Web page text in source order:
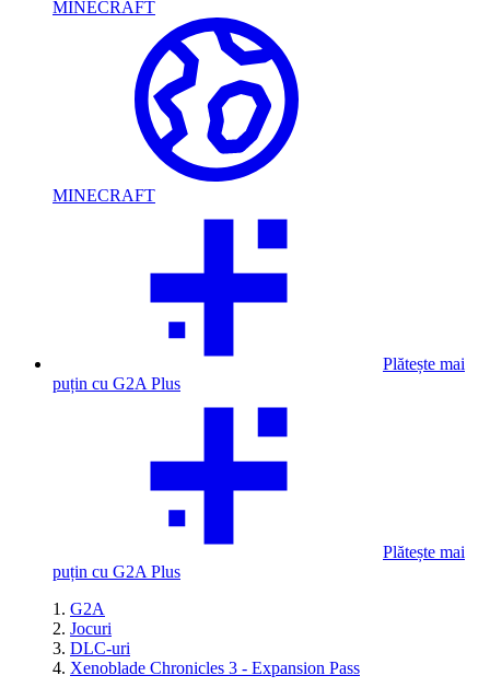
MINECRAFT
MINECRAFT
Plătește mai
puțin cu G2A Plus
Plătește mai
puțin cu G2A Plus
G2A
Jocuri
DLC-uri
Xenoblade Chronicles 3 - Expansion Pass